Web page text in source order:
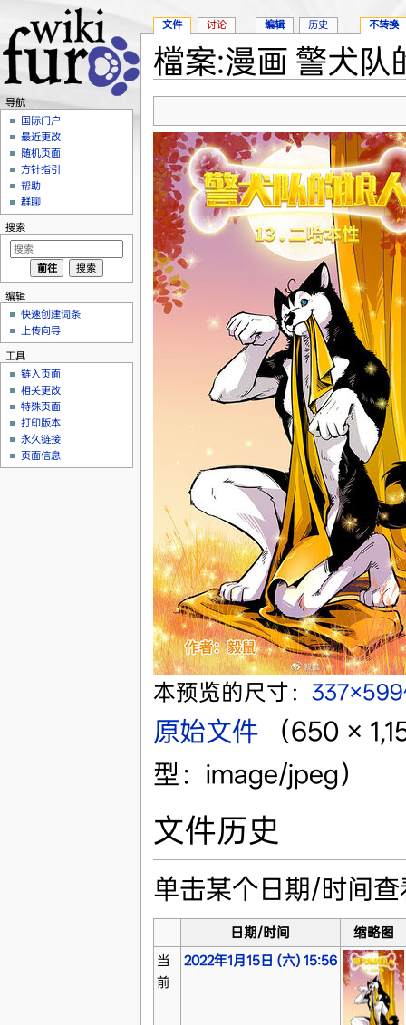
檔案:漫画 警犬队
本预览的尺寸：
原始文件‎
（650 ×
型：image/jpeg）
文件历史
单击某个日期/时间
日期/时间
缩略图
当
前
2022年1月15日 (六) 15:56
文件 讨论 编辑 历史 不转换
导航
国际门户
最近更改
随机页面
方针指引
帮助
群聊
搜索
编辑
快速创建词条
上传向导
工具
链入页面
相关更改
特殊页面
打印版本
永久链接
页面信息